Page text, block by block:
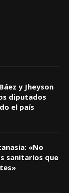
y Jheyson
diputados
el país
«No
sanitarios que